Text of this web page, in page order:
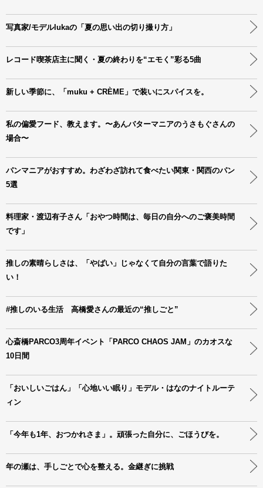
写真家/モデルlukaの「夏の思い出の切り撮り方」
レコード喫茶店主に聞く・夏の終わりを“エモく”彩る5曲
新しい季節に、「muku + CRÈME」で装いにスパイスを。
私の偏愛フード、教えます。〜あんバターマニアのうさもぐさんの
場合〜
パンマニアがおすすめ。わざわざ訪れて食べたい関東・関西のパン
5選
料理家・渡辺有子さん「おやつ時間は、毎日の自分へのご褒美時間
です」
推しの素晴らしさは、「やばい」じゃなくて自分の言葉で語りた
い！
#推しのいる生活 高橋愛さんの最近の“推しごと”
心斎橋PARCO3周年イベント「PARCO CHAOS JAM」のカオスな
10日間
「おいしいごはん」「心地いい眠り」モデル・はなのナイトルーテ
ィン
「今年も1年、おつかれさま」。頑張った自分に、ごほうびを。
年の瀬は、手しごとで心を整える。金継ぎに挑戦